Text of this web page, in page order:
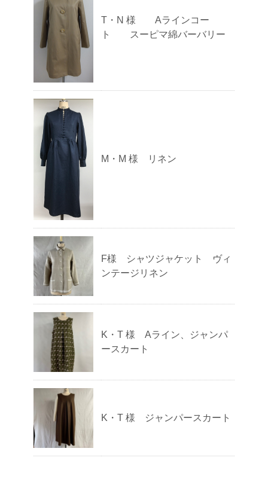
T・N 様 Aラインコー
ト スーピマ綿バーバリー
M・M 様 リネン
F様 シャツジャケット ヴィ
ンテージリネン
K・T 様 Aライン、ジャンパ
ースカート
K・T 様 ジャンパースカート